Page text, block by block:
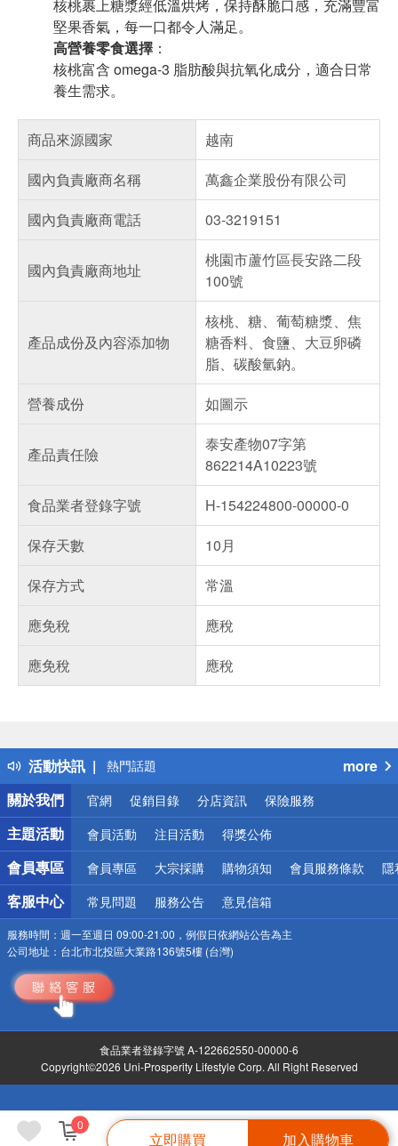
0
立即購買 加入購物車
核桃裹上糖漿經低溫烘烤，保持酥脆口感，充滿豐富
堅果香氣，每一口都令人滿足。
高營養零食選擇 ：
核桃富含 omega-3 脂肪酸與抗氧化成分，適合日常
養生需求。
商品來源國家
越南
國內負責廠商名稱
萬鑫企業股份有限公司
國內負責廠商電話
03-3219151
國內負責廠商地址
桃園市蘆竹區長安路二段
100號
產品成份及內容添加物
核桃、糖、葡萄糖漿、焦
糖香料、食鹽、大豆卵磷
脂、碳酸氫鈉。
營養成份
如圖示
產品責任險
泰安產物07字第
862214A10223號
食品業者登錄字號
H-154224800-00000-0
保存天數
10月
保存方式
常溫
應免稅
應稅
應免稅
應稅
活動快訊
得獎公告
熱門話題
銀行優惠
偏遠地區配送
詐騙網頁！請小心！
more
關於我們
官網 促銷目錄 分店資訊 保險服務
主題活動 會員活動 注目活動 得獎公佈
會員專區 會員專區 大宗採購 購物須知 會員服務條款 隱
客服中心 常見問題 服務公告 意見信箱
服務時間： 週一至週日 09:00-21:00，例假日依網站公告為主
公司地址： 台北市北投區大業路136號5樓 (台灣)
食品業者登錄字號 A-122662550-00000-6
Copyright©2026 Uni-Prosperity Lifestyle Corp. All Right Reserved